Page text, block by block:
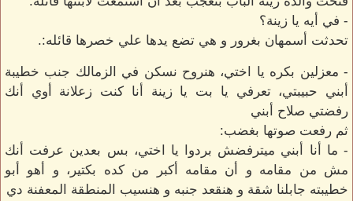
- في أيه يا زينة؟
تحدثت أسمهان بغرور و هي تضع يدها علي خصرها قائله:.
- معزلين بكره يا اختي، هنروح نسكن في الزمالك جنب خطيبة
أبني حبيبتي، تعرفي يا بت يا زينة أنا كنت زعلانة أوي أنك
رفضتي صلاح أبني
ثم رفعت صوتها بغضب:
- ما أنا أبني ميترفضش بردوا يا اختي، بس بعدين عرفت أنك
مش من مقامه و أن مقامه أكبر من كده بكتير، و أهو أبو
خطيبته جابلنا شقة و هنقعد جنبه و هنسيب المنطقة المعفنة دي